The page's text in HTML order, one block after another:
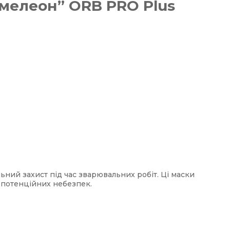
ORB PRO Plus
захист під час зварювальних робіт. Ці маски
небезпек.